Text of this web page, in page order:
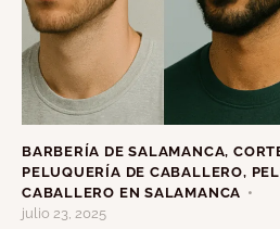
BARBERÍA DE SALAMANCA,
PELUQUERÍA DE CABALLERO,
CABALLERO EN SALAMANCA
julio 23, 2025